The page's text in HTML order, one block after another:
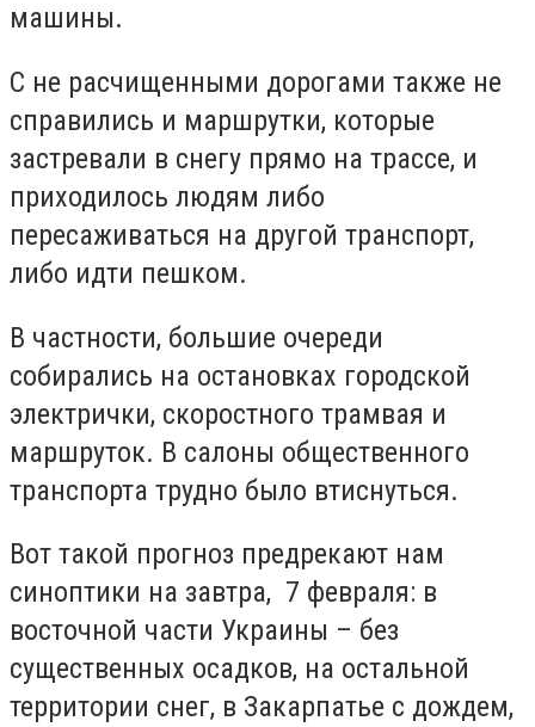
машины.
С не расчищенными дорогами также не
справились и маршрутки, которые
застревали в снегу прямо на трассе, и
приходилось людям либо
пересаживаться на другой транспорт,
либо идти пешком.
В частности, большие очереди
собирались на остановках городской
электрички, скоростного трамвая и
маршруток. В салоны общественного
транспорта трудно было втиснуться.
Вот такой прогноз предрекают нам
синоптики на завтра, 7 февраля: в
восточной части Украины – без
существенных осадков, на остальной
территории снег, в Закарпатье с дождем,